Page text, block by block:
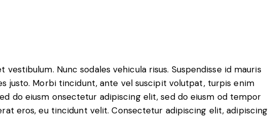
Nunc sodales vehicula risus. Suspendisse id mauris
justo. Morbi tincidunt, ante vel suscipit volutpat, turpis enim
do eiusm onsectetur adipiscing elit, sed do eiusm od tempor
eros, eu tincidunt velit. Consectetur adipiscing elit, adipiscing